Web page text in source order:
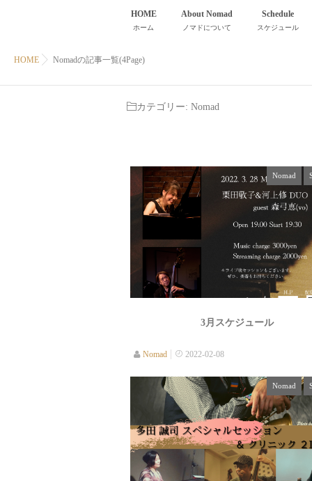
HOME
ホーム
About Nomad
ノマドについて
Schedule
スケジュール
HOME Nomadの記事一覧(4Page)
カテゴリー: Nomad
Nomad
3月スケジュール
Nomad 2022-02-08
Nomad